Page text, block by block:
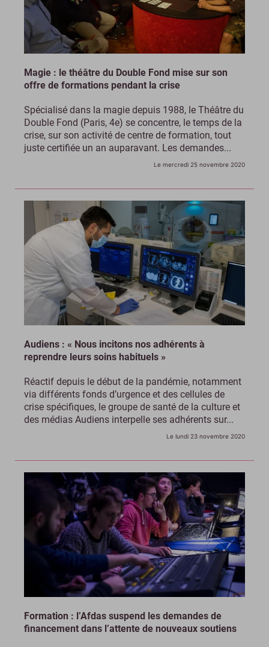
Magie : le théâtre du Double Fond mise sur son
offre de formations pendant la crise
Spécialisé dans la magie depuis 1988, le Théâtre du
Double Fond (Paris, 4e) se concentre, le temps de la
crise, sur son activité de centre de formation, tout
juste certifiée un an auparavant. Les demandes...
Le mercredi 25 novembre 2020
Audiens : « Nous incitons nos adhérents à
reprendre leurs soins habituels »
Réactif depuis le début de la pandémie, notamment
via différents fonds d’urgence et des cellules de
crise spécifiques, le groupe de santé de la culture et
des médias Audiens interpelle ses adhérents sur...
Le lundi 23 novembre 2020
Formation : l’Afdas suspend les demandes de
financement dans l’attente de nouveaux soutiens